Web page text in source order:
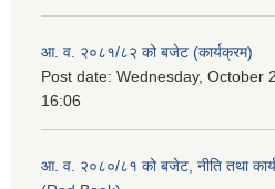
आ. व. २०८१/८२ को बजेट (कार्यक्रम)
Post date: Wednesday, October
16:06
आ. व. २०८०/८१ को बजेट, नीति तथा